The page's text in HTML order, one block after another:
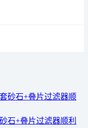
石+叠片过滤器顺利